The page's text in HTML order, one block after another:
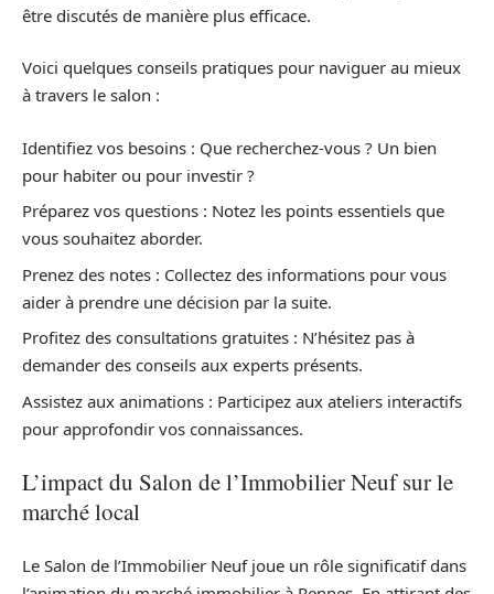
être discutés de manière plus efficace.
Voici quelques conseils pratiques pour naviguer au mieux
à travers le salon :
Identifiez vos besoins : Que recherchez-vous ? Un bien
pour habiter ou pour investir ?
Préparez vos questions : Notez les points essentiels que
vous souhaitez aborder.
Prenez des notes : Collectez des informations pour vous
aider à prendre une décision par la suite.
Profitez des consultations gratuites : N’hésitez pas à
demander des conseils aux experts présents.
Assistez aux animations : Participez aux ateliers interactifs
pour approfondir vos connaissances.
L’impact du Salon de l’Immobilier Neuf sur le
marché local
Le Salon de l’Immobilier Neuf joue un rôle significatif dans